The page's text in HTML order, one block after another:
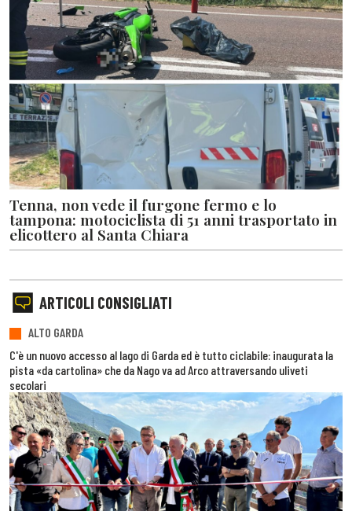
Tenna, non vede il furgone fermo e lo
tampona: motociclista di 51 anni trasportato in
elicottero al Santa Chiara
ARTICOLI CONSIGLIATI
ALTO GARDA
C'è un nuovo accesso al lago di Garda ed è tutto ciclabile: inaugurata la
pista «da cartolina» che da Nago va ad Arco attraversando uliveti
secolari